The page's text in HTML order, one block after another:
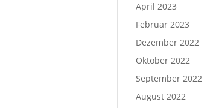
April 2023
Februar 2023
Dezember 2022
Oktober 2022
September 2022
August 2022